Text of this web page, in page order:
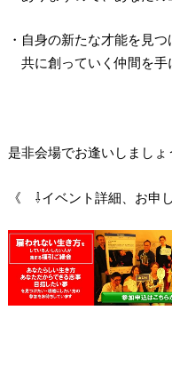
・自身の新たな才能を見つ
共に創っていく仲間を手
是非会場でお逢いしまし
《 ⇩イベント詳細、お申